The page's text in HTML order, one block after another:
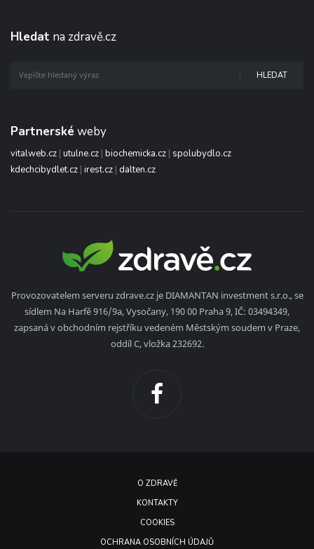
Hledat na zdravě.cz
HLEDAT
Partnerské weby
vitalweb.cz | utulne.cz | biochemicka.cz | spolubydlo.cz
kdechcibydlet.cz | irest.cz | dalten.cz
Provozovatelem serveru zdrave.cz je DIAMANTAN investment s.r.o., se
sídlem Na Harfě 916/9a, Vysočany, 190 00 Praha 9, IČ: 03494349,
zapsaná v obchodním rejstříku vedeném Městským soudem v Praze,
oddíl C, vložka 232692.
O ZDRAVĚ
KONTAKTY
COOKIES
OCHRANA OSOBNÍCH ÚDAJŮ